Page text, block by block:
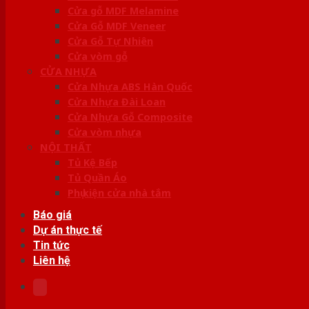
Cửa gỗ MDF Melamine
Cửa Gỗ MDF Veneer
Cửa Gỗ Tự Nhiên
Cửa vòm gỗ
CỬA NHỰA
Cửa Nhựa ABS Hàn Quốc
Cửa Nhựa Đài Loan
Cửa Nhựa Gỗ Composite
Cửa vòm nhựa
NỘI THẤT
Tủ Kệ Bếp
Tủ Quần Áo
Phụ kiện cửa nhà tắm
Báo giá
Dự án thực tế
Tin tức
Liên hệ